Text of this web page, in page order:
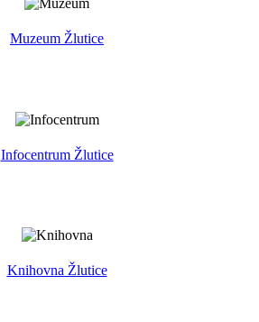
Muzeum Žlutice
Infocentrum Žlutice
Knihovna Žlutice